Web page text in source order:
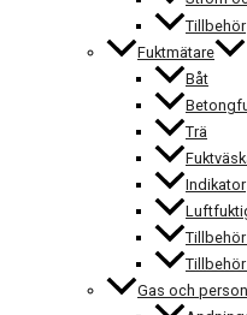
Tillbehör
Fuktmätare
Båt
Trä
Indikator
Gas och